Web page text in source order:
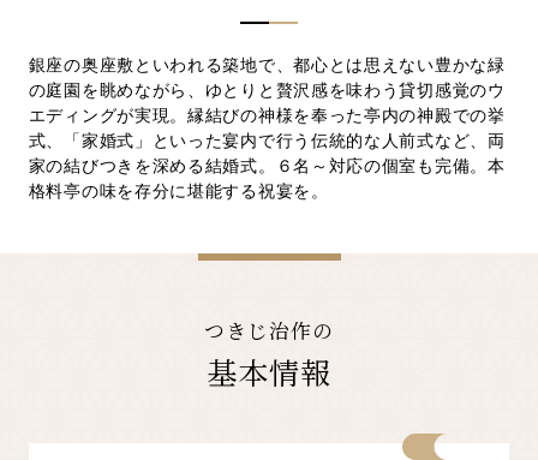
銀座の奥座敷といわれる築地で、都心とは思えない豊かな緑
の庭園を眺めながら、ゆとりと贅沢感を味わう貸切感覚のウ
エディングが実現。縁結びの神様を奉った亭内の神殿での挙
式、「家婚式」といった宴内で行う伝統的な人前式など、両
家の結びつきを深める結婚式。６名～対応の個室も完備。本
格料亭の味を存分に堪能する祝宴を。
つきじ治作の
基本情報